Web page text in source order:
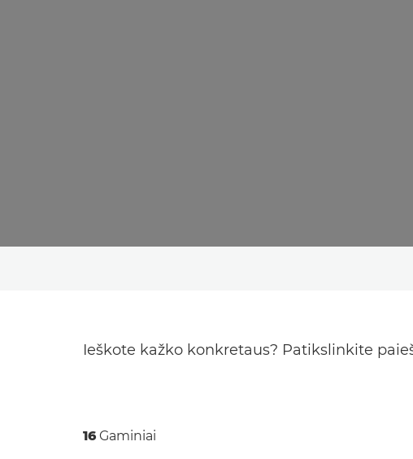
Ieškote kažko konkretaus? Patikslinkite
16 Gaminiai